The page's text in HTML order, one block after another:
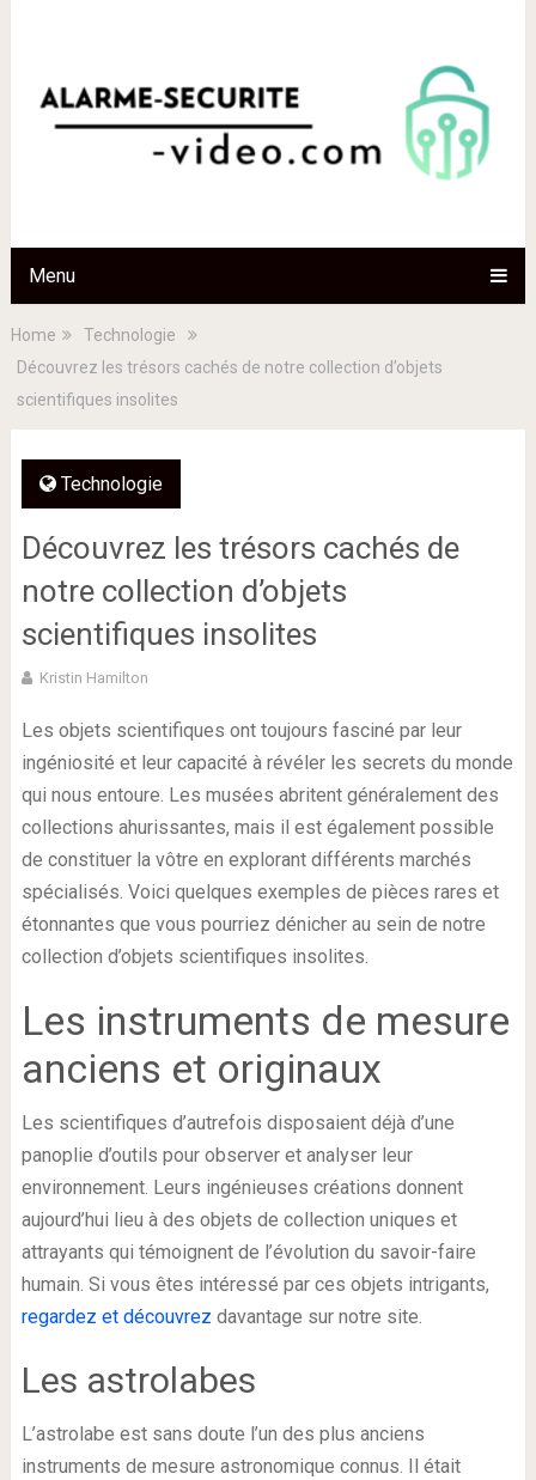
Menu
Home
Technologie
Découvrez les trésors cachés de notre collection d’objets
scientifiques insolites
Technologie
Découvrez les trésors cachés de
notre collection d’objets
scientifiques insolites
Kristin Hamilton
Les objets scientifiques ont toujours fasciné par leur
ingéniosité et leur capacité à révéler les secrets du monde
qui nous entoure. Les musées abritent généralement des
collections ahurissantes, mais il est également possible
de constituer la vôtre en explorant différents marchés
spécialisés. Voici quelques exemples de pièces rares et
étonnantes que vous pourriez dénicher au sein de notre
collection d’objets scientifiques insolites.
Les instruments de mesure
anciens et originaux
Les scientifiques d’autrefois disposaient déjà d’une
panoplie d’outils pour observer et analyser leur
environnement. Leurs ingénieuses créations donnent
aujourd’hui lieu à des objets de collection uniques et
attrayants qui témoignent de l’évolution du savoir-faire
humain. Si vous êtes intéressé par ces objets intrigants,
regardez et découvrez davantage sur notre site.
Les astrolabes
L’astrolabe est sans doute l’un des plus anciens
instruments de mesure astronomique connus. Il était